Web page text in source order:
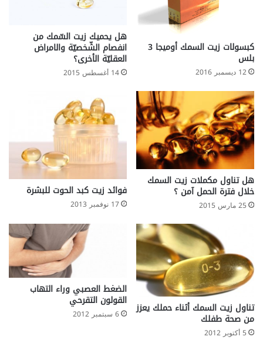
كبسولات زيت السمك أوميجا 3
بلس
12 ديسمبر 2016
هل يحميك زيت السّمك من
انفصام الشّخصيّة والامراض
العقليّة الأخرى؟
14 أغسطس 2015
هل تناول مكملات زيت السمك
خلال فترة الحمل آمن ؟
25 مارس 2015
فوائد زيت كبد الحوت للبشرة
17 نوفمبر 2013
تناول زيت السمك أثناء حملك يعزز
من صحة طفلك
5 أكتوبر 2012
الضغط العصبي وراء التهاب
القولون التقرحي
6 سبتمبر 2012